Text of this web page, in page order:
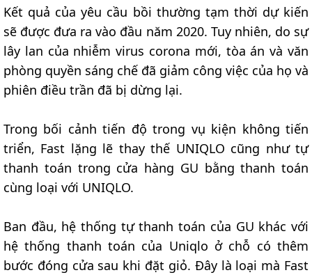
Kết quả của yêu cầu bồi thường tạm thời dự kiến
sẽ được đưa ra vào đầu năm 2020. Tuy nhiên, do sự
lây lan của nhiễm virus corona mới, tòa án và văn
phòng quyền sáng chế đã giảm công việc của họ và
phiên điều trần đã bị dừng lại.
Trong bối cảnh tiến độ trong vụ kiện không tiến
triển, Fast lặng lẽ thay thế UNIQLO cũng như tự
thanh toán trong cửa hàng GU bằng thanh toán
cùng loại với UNIQLO.
Ban đầu, hệ thống tự thanh toán của GU khác với
hệ thống thanh toán của Uniqlo ở chỗ có thêm
bước đóng cửa sau khi đặt giỏ. Đây là loại mà Fast